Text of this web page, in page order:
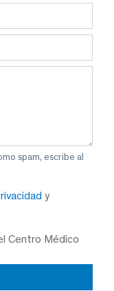
spam, escribe al
y
Centro Médico